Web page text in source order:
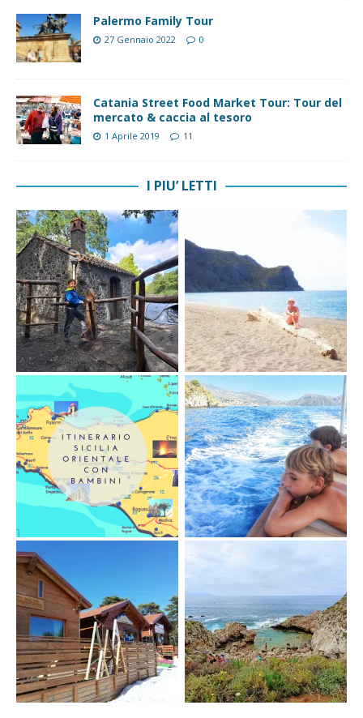
Palermo Family Tour
27 Gennaio 2022 0
Catania Street Food Market Tour: Tour del
mercato & caccia al tesoro
1 Aprile 2019 11
I PIU’ LETTI